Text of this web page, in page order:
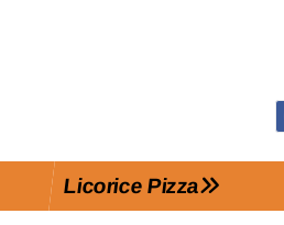
Licorice Pizza